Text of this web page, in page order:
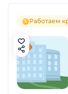
Работаем